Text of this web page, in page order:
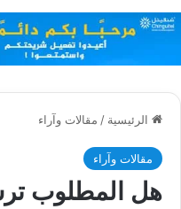
الرئيسية / مقالات وآراء
مقالات وآراء
هل المطلوب